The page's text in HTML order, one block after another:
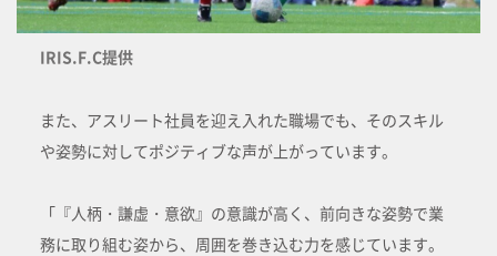
IRIS.F.C提供
また、アスリート社員を迎え入れた職場でも、そのスキル
や姿勢に対してポジティブな声が上がっています。
「『人柄・謙虚・意欲』の意識が高く、前向きな姿勢で業
務に取り組む姿から、周囲を巻き込む力を感じています。